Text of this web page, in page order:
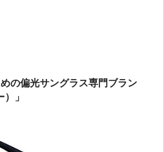
の偏光サングラス専門ブラン
」